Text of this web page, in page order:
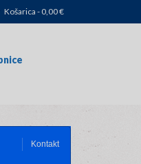
Košarica -0,00€
Kontakt